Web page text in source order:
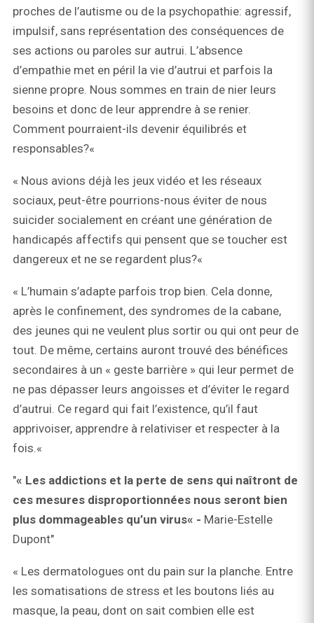
proches de l’autisme ou de la psychopathie: agressif,
impulsif, sans représentation des conséquences de
ses actions ou paroles sur autrui. L’absence
d’empathie met en péril la vie d’autrui et parfois la
sienne propre. Nous sommes en train de nier leurs
besoins et donc de leur apprendre à se renier.
Comment pourraient-ils devenir équilibrés et
responsables?«
« Nous avions déjà les jeux vidéo et les réseaux
sociaux, peut-être pourrions-nous éviter de nous
suicider socialement en créant une génération de
handicapés affectifs qui pensent que se toucher est
dangereux et ne se regardent plus?«
« L’humain s’adapte parfois trop bien. Cela donne,
après le confinement, des syndromes de la cabane,
des jeunes qui ne veulent plus sortir ou qui ont peur de
tout. De même, certains auront trouvé des bénéfices
secondaires à un « geste barrière » qui leur permet de
ne pas dépasser leurs angoisses et d’éviter le regard
d’autrui. Ce regard qui fait l’existence, qu’il faut
apprivoiser, apprendre à relativiser et respecter à la
fois.«
"« Les addictions et la perte de sens qui naîtront de
ces mesures disproportionnées nous seront bien
plus dommageables qu’un virus« - Marie-Estelle
Dupont"
« Les dermatologues ont du pain sur la planche. Entre
les somatisations de stress et les boutons liés au
masque, la peau, dont on sait combien elle est